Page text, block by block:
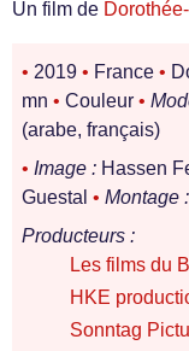
Un film de
• 2019 • France •
mn • Couleur •
(arabe, français)
• Image : Hassen
Guestal • Montage :
Producteurs :
Les films du
HKE
Sonntag